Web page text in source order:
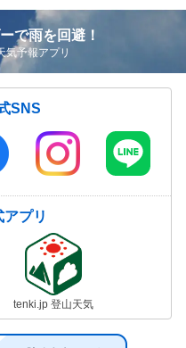
で雨を回避！
予報アプリ
SNS
プリ
tenki.jp 登山天気